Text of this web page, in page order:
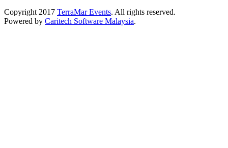
Copyright 2017 TerraMar Events. All rights reserved.
Powered by Caritech Software Malaysia.